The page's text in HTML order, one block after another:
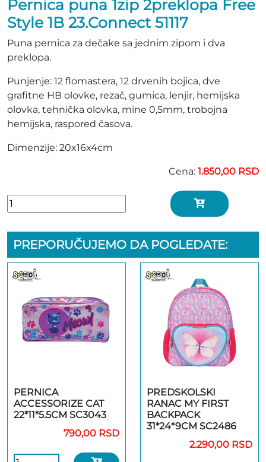
Pernica puna 1zip 2preklopa Free
Style 1B 23.Connect 51117
Puna pernica za dečake sa jednim zipom i dva
preklopa.
Punjenje: 12 flomastera, 12 drvenih bojica, dve
grafitne HB olovke, rezač, gumica, lenjir, hemijska
olovka, tehnička olovka, mine 0,5mm, trobojna
hemijska, raspored časova.
Dimenzije: 20x16x4cm
Cena: 1.850,00 RSD
PREPORUČUJEMO DA POGLEDATE:
PERNICA
ACCESSORIZE CAT
22*11*5.5CM SC3043
790,00 RSD
PREDSKOLSKI
RANAC MY FIRST
BACKPACK
31*24*9CM SC2486
2.290,00 RSD